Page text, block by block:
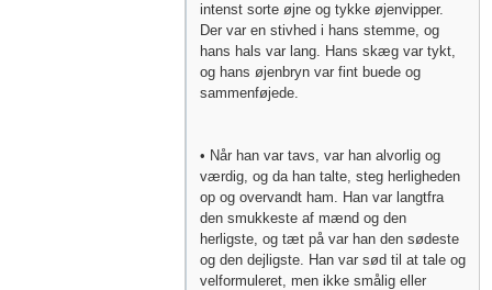
intenst sorte øjne og tykke øjenvipper.
Der var en stivhed i hans stemme, og
hans hals var lang. Hans skæg var tykt,
og hans øjenbryn var fint buede og
sammenføjede.
• Når han var tavs, var han alvorlig og
værdig, og da han talte, steg herligheden
op og overvandt ham. Han var langtfra
den smukkeste af mænd og den
herligste, og tæt på var han den sødeste
og den dejligste. Han var sød til at tale og
velformuleret, men ikke smålig eller